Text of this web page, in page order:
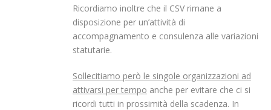
Ricordiamo inoltre che il CSV rimane a
disposizione per un’attività di
accompagnamento e consulenza alle variazioni
statutarie.
Sollecitiamo però le singole organizzazioni ad
attivarsi per tempo anche per evitare che ci si
ricordi tutti in prossimità della scadenza. In